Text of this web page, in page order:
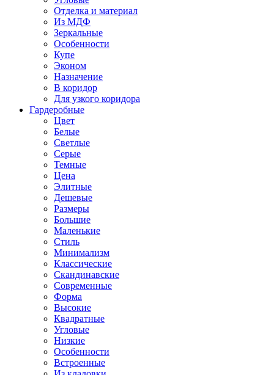
Отделка и материал
Из МДФ
Зеркальные
Особенности
Купе
Эконом
Назначение
В коридор
Для узкого коридора
Гардеробные
Цвет
Белые
Светлые
Серые
Темные
Цена
Элитные
Дешевые
Размеры
Большие
Маленькие
Стиль
Минимализм
Классические
Скандинавские
Современные
Форма
Высокие
Квадратные
Угловые
Низкие
Особенности
Встроенные